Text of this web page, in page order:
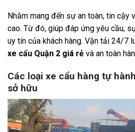
Nhằm mang đến sự an toàn, tin cậy
cao. Từ đó, giúp đáp ứng yêu cầu,
uy tín của khách hàng. Vận tải 24/7
xe cẩu Quận 2 giá rẻ và an toàn
Các loại xe cẩu hàng tự
sở hữu